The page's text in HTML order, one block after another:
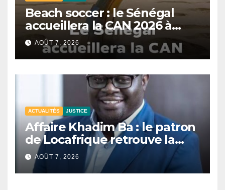
Beach soccer : le Sénégal
accueillera la CAN 2026 à
Dakar.
AOÛT 7, 2026
ACTUALITÉS JUSTICE
Affaire Khadim Ba : le patron
de Locafrique retrouve la
liberté.
AOÛT 7, 2026